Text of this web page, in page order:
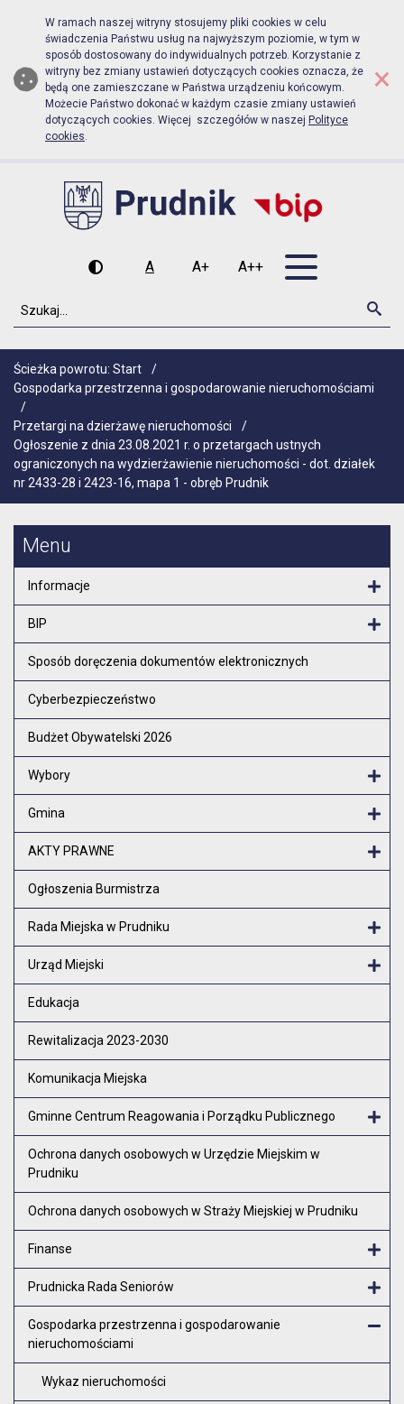
Biuletyn Informacji Publicznej
Przejdź do menu głównego
Przejdź do głównej zawartości
W ramach naszej witryny stosujemy pliki cookies w celu
świadczenia Państwu usług na najwyższym poziomie, w tym w
sposób dostosowany do indywidualnych potrzeb. Korzystanie z
witryny bez zmiany ustawień dotyczących cookies oznacza, że
będą one zamieszczane w Państwa urządzeniu końcowym.
Możecie Państwo dokonać w każdym czasie zmiany ustawień
dotyczących cookies. Więcej szczegółów w naszej Polityce
cookies.
×
Wysoki kontrast
A
Czcionka domyślna
A+
Czcionka średnia
A++
Czcionka duża
Szukaj
Ścieżka powrotu: Start
/
Gospodarka przestrzenna i gospodarowanie nieruchomościami
/
Przetargi na dzierżawę nieruchomości
/
Ogłoszenie z dnia 23.08.2021 r. o przetargach ustnych
ograniczonych na wydzierżawienie nieruchomości - dot. działek
nr 2433-28 i 2423-16, mapa 1 - obręb Prudnik
Menu
Informacje
BIP
Sposób doręczenia dokumentów elektronicznych
Cyberbezpieczeństwo
Budżet Obywatelski 2026
Wybory
Gmina
AKTY PRAWNE
Ogłoszenia Burmistrza
Rada Miejska w Prudniku
Urząd Miejski
Edukacja
Rewitalizacja 2023-2030
Komunikacja Miejska
Gminne Centrum Reagowania i Porządku Publicznego
Ochrona danych osobowych w Urzędzie Miejskim w
Prudniku
Ochrona danych osobowych w Straży Miejskiej w Prudniku
Finanse
Prudnicka Rada Seniorów
Gospodarka przestrzenna i gospodarowanie
nieruchomościami
Wykaz nieruchomości